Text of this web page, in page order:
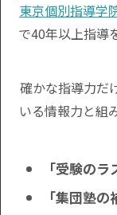
東京個別指導学
で40年以上指導
確かな指導力だ
いる情報力と組
「受験のラ
「集団塾の